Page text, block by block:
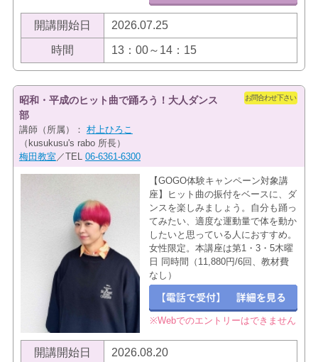
開講開始日 2026.07.25
時間 13：00～14：15
お問合わせ下さい
昭和・平成のヒット曲で踊ろう！大人ダンス
部
講師（所属）： 村上ひろこ
（kusukusu's rabo 所長）
梅田教室 ／TEL 06-6361-6300
【GOGO体験キャンペーン対象講
座】ヒット曲の振付をベースに、ダ
ンスを楽しみましょう。自分も踊っ
てみたい、適度な運動量で体を動か
したいと思っている人におすすめ。
女性限定。本講座は第1・3・5木曜
日​ 同時間（11,880円/6回、教材費
なし）
※Webでのエントリーはできません
開講開始日 2026.08.20